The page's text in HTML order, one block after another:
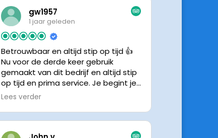
gw1957
1 jaar geleden
Betrouwbaar en altijd stip op tijd 👍
Nu voor de derde keer gebruik
gemaakt van dit bedrijf en altijd stip
op tijd en prima service. Je begint je
vakantie zonder zorgen iig. 👍👍
Lees verder